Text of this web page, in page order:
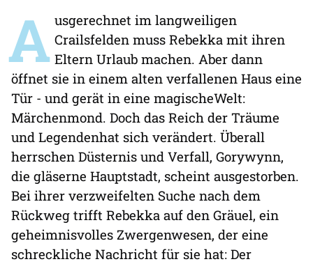
A usgerechnet im langweiligen
Crailsfelden muss Rebekka mit ihren
Eltern Urlaub machen. Aber dann
öffnet sie in einem alten verfallenen Haus eine
Tür - und gerät in eine magischeWelt:
Märchenmond. Doch das Reich der Träume
und Legendenhat sich verändert. Überall
herrschen Düsternis und Verfall, Gorywynn,
die gläserne Hauptstadt, scheint ausgestorben.
Bei ihrer verzweifelten Suche nach dem
Rückweg trifft Rebekka auf den Gräuel, ein
geheimnisvolles Zwergenwesen, der eine
schreckliche Nachricht für sie hat: Der